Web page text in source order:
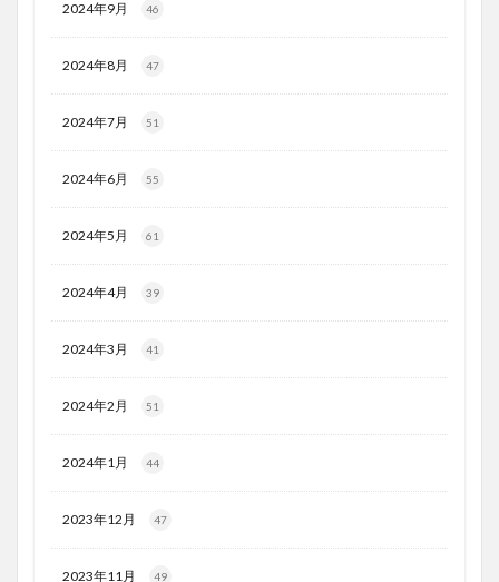
2024年9月 46
2024年8月 47
2024年7月 51
2024年6月 55
2024年5月 61
2024年4月 39
2024年3月 41
2024年2月 51
2024年1月 44
2023年12月 47
2023年11月 49